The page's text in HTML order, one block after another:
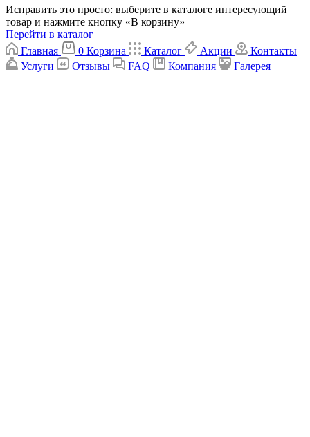
Исправить это просто: выберите в каталоге интересующий
товар и нажмите кнопку «В корзину»
Перейти в каталог
Главная
0 Корзина Каталог Акции
Контакты
Услуги
Отзывы FAQ Компания Галерея